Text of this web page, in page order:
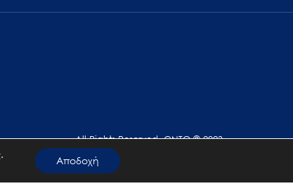
All Rights Reserved. GNTO © 2023
Αποδοχή